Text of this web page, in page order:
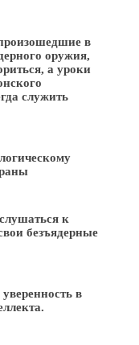
в
оружия,
а уроки
служить
к
безъядерные
в